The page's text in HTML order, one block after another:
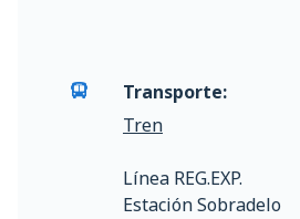
Transporte:
Tren
Línea REG.EXP.
Estación Sobradelo